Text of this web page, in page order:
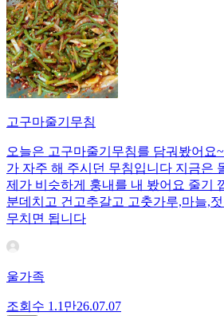
고구마줄기무침
오늘은 고구마줄기무침를 담궈봤어요
가 자주 해 주시던 무침입니다 지금은
제가 비슷하게 훙내를 내 봤어요 줄기
분데치고 건고추갈고 고춧가루,마늘,
무치면 됩니다
울가족
조회수 1.1만26.07.07